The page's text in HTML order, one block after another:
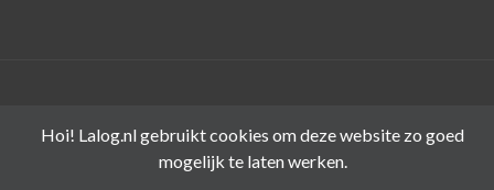
Hoi! Lalog.nl gebruikt cookies om deze website zo goed
mogelijk te laten werken.